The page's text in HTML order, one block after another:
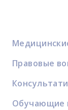
Правовые
Обучающие